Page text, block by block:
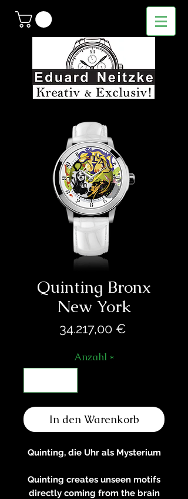
Quinting Bronx
New York
34.217,00 €Preis
Anzahl *
In den Warenkorb
Quinting, die Uhr als Mysterium
Quinting creates unseen motifs
directly coming from the brain